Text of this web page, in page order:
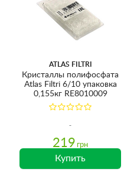
ATLAS FILTRI
Кристаллы полифосфата
Atlas Filtri 6/10 упаковка
0,155кг RE8010009
219 грн
Купить